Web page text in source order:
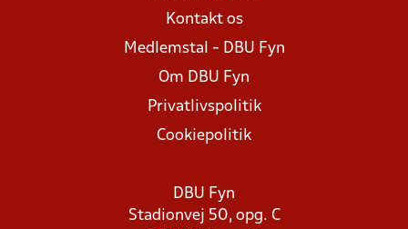
Kontakt os
Medlemstal - DBU Fyn
Om DBU Fyn
Privatlivspolitik
Cookiepolitik
DBU Fyn
Stadionvej 50, opg. C